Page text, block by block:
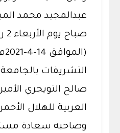
عبدالمجيد محمد
التشريفات
صالح التويجري
العربية للهلال
وصاحبه سعادة